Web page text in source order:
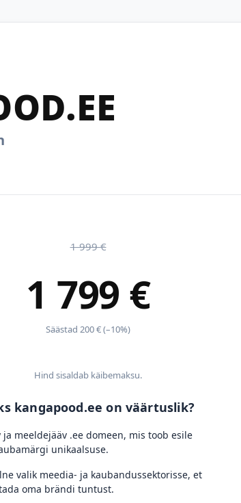
1 999 €
1 799 €
Säästad 200 € (–10%)
Hind sisaldab käibemaksu.
kangapood.ee on väärtuslik?
ja meeldejääv .ee domeen, mis toob esile
unikaalsuse.
valik meedia- ja kaubandussektorisse, et
oma brändi tuntust.